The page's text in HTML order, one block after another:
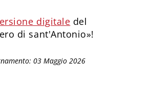
digitale del
di sant'Antonio»!
03 Maggio 2026